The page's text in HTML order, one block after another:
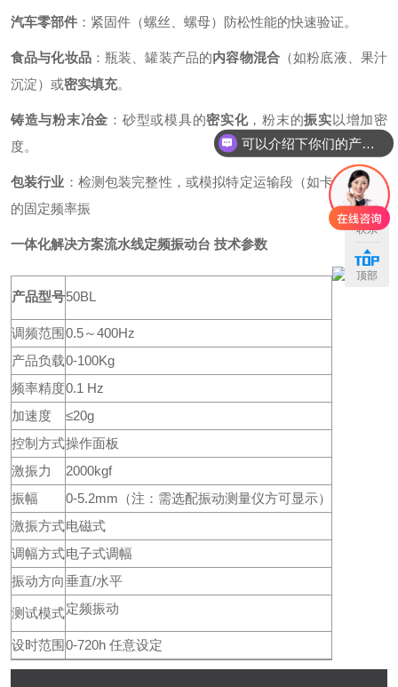
汽车零部件 ：紧固件（螺丝、螺母）防松性能的快速验证。
食品与化妆品：瓶装、罐装产品的内容物混合（如粉底液、果汁
沉淀）或密实填充。
铸造与粉末冶金 ：砂型或模具的密实化，粉末的振实以增加密
度。
包装行业 ：检测包装完整性，或模拟特定运输段（如卡车底板）
的固定频率振
一体化解决方案流水线定频振动台 技术参数
产品型号50BL
调频范围 0.5～400Hz
产品负载0-100Kg
频率精度0.1 Hz
加速度
≤20g
控制方式操作面板
激振力
2000kgf
振幅
0-5.2mm（注：需选配振动测量仪方可显示）
激振方式电磁式
调幅方式电子式调幅
振动方向垂直/水平
测试模式定频振动
设时范围 0-720h 任意设定
联系
顶部
可以介绍下你们的产品么